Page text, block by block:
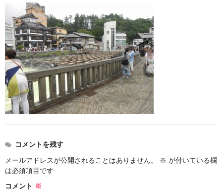
お勧め商品
新商品
MONDE SELECTION
ご当地シリーズ
草津産熊笹
キャラクター
ゆもみちゃん
スイーツ
コメントを残す
メールアドレスが公開されることはありません。
※ が付いている欄
は必須項目です
コメント ※